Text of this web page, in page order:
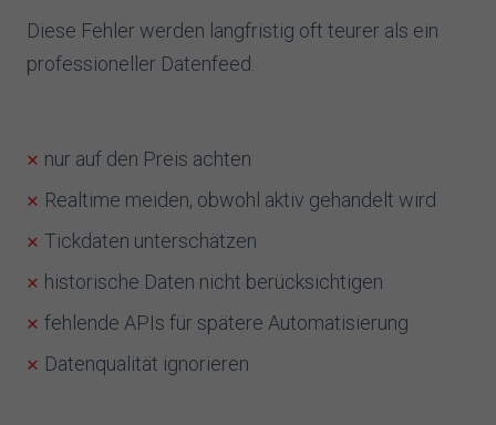
Diese Fehler werden langfristig oft teurer als ein
professioneller Datenfeed.
nur auf den Preis achten
Realtime meiden, obwohl aktiv gehandelt wird
Tickdaten unterschätzen
historische Daten nicht berücksichtigen
fehlende APIs für spätere Automatisierung
Datenqualität ignorieren